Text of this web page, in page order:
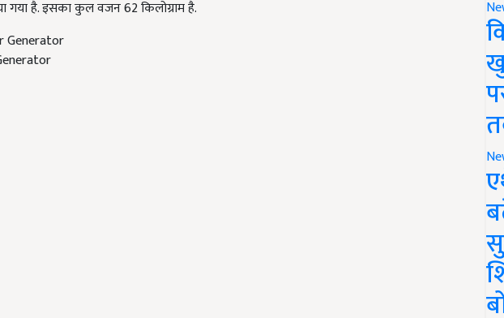
गया है. इसका कुल वजन62 किलोग्राम है.